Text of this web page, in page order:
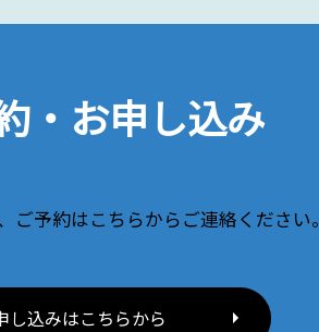
・お申し込み
ご予約はこちらからご連絡ください。
し込みはこちらから